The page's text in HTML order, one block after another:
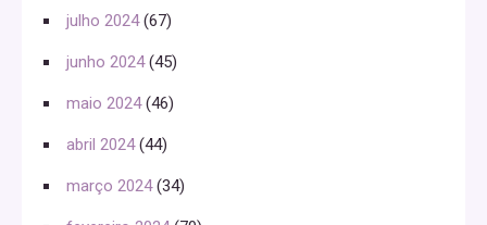
julho 2024(67)
junho 2024(45)
maio 2024(46)
abril 2024(44)
março 2024(34)